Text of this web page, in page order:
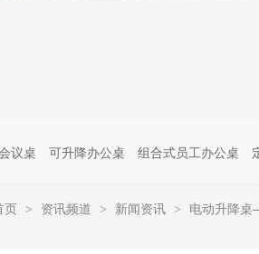
议桌 可升降办公桌 组合式员工办公桌
页 > 资讯频道 > 新闻资讯 > 电动升降